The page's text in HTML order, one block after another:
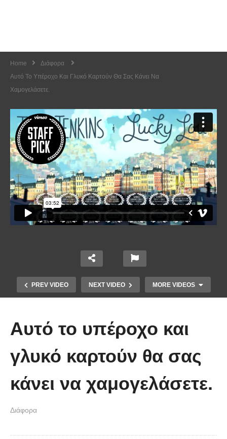
Home
Διάφορα
Αυτό Το Υπέροχο Και Γλυκό Καρτούν Θα Σας Κάνει Να
Χαμογελάσετε.
PREV VIDEO NEXT VIDEO MORE VIDEOS
άτυχη μέρα στη δουλειά
Αυτό το υπέροχο και
γλυκό καρτούν θα σας
κάνει να χαμογελάσετε.
Διάφορα